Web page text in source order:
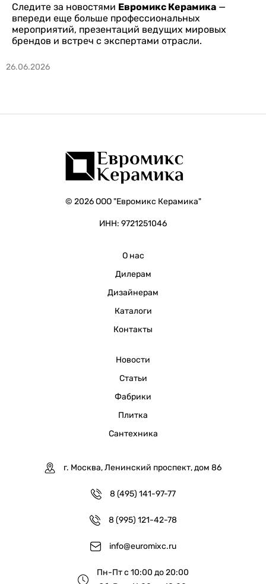
Следите за новостями Евромикс Керамика —
впереди еще больше профессиональных
мероприятий, презентаций ведущих мировых
брендов и встреч с экспертами отрасли.
26.06.2026
© 2026 ООО "Евромикс Керамика"
ИНН: 9721251046
О нас
Дилерам
Дизайнерам
Каталоги
Контакты
Новости
Статьи
Фабрики
Плитка
Сантехника
г. Москва, Ленинский проспект, дом 86
8 (495) 141-97-77
8 (995) 121-42-78
info@euromixc.ru
Пн-Пт с 10:00 до 20:00